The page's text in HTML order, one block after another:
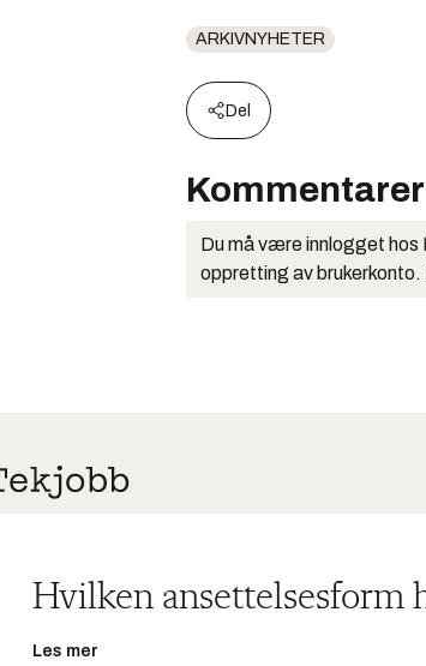
ARKIVNYHETER
Del
Kommentarer
Du må være innlogget
oppretting av brukerkonto.
Hvilken ansettelsesform
Les mer